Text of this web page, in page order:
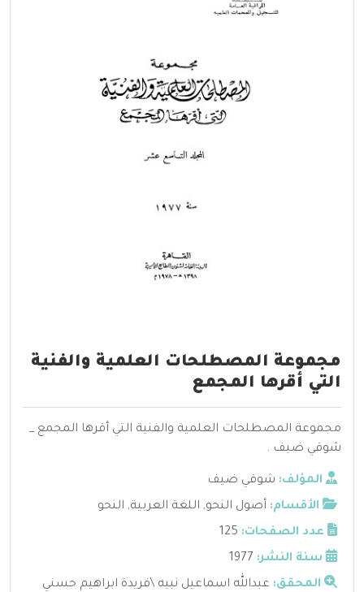
مجموعة المصطلحات العلمية والفنية
التي أقرها المجمع
مجموعة المصطلحات العلمية والفنية التي أقرها المجمع _
شوقي ضيف .
المؤلف: شوقي ضيف
الأقسام: أصول النحو, اللغة العربية, النحو
عدد الصفحات: 125
سنة النشر: 1977
المحقق: عبدالله اسماعيل نبيه \فريدة ابراهيم حسني